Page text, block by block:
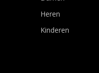
Heren
Kinderen